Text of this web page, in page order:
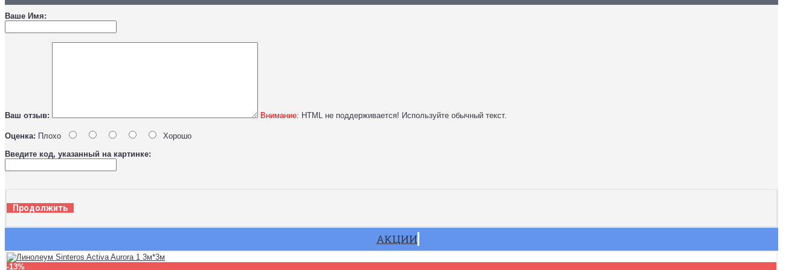
Ваше Имя:
Ваш отзыв: Внимание: HTML не поддерживается! Используйте обычный текст.
Оценка: Плохо
Хорошо
Введите код, указанный на картинке:
Продолжить
АКЦИИ
-13%